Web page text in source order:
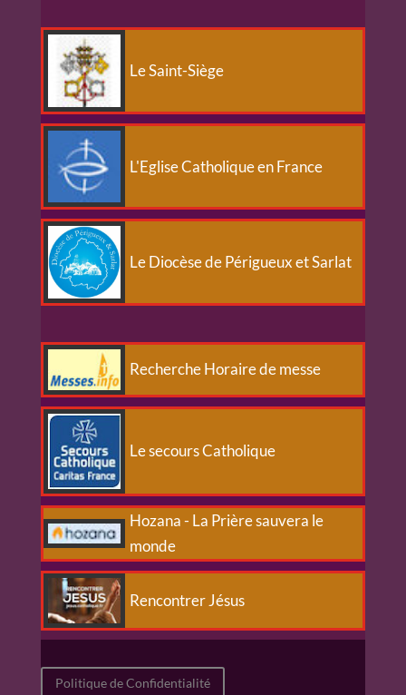
Le Saint-Siège
L'Eglise Catholique en France
Le Diocèse de Périgueux et Sarlat
Recherche Horaire de messe
Le secours Catholique
Hozana - La Prière sauvera le
monde
Rencontrer Jésus
Politique de Confidentialité